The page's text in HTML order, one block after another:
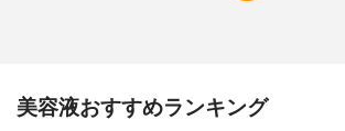
美容液おすすめランキング